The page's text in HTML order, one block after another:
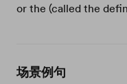
or the (called the
场景例句